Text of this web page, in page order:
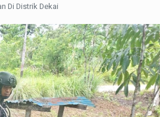
Di Distrik Dekai